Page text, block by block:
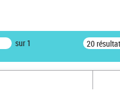
sur 1 20